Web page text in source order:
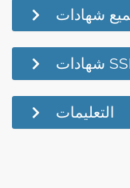
التعليمات